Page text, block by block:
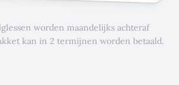
worden maandelijks achteraf
kan in 2 termijnen worden betaald.